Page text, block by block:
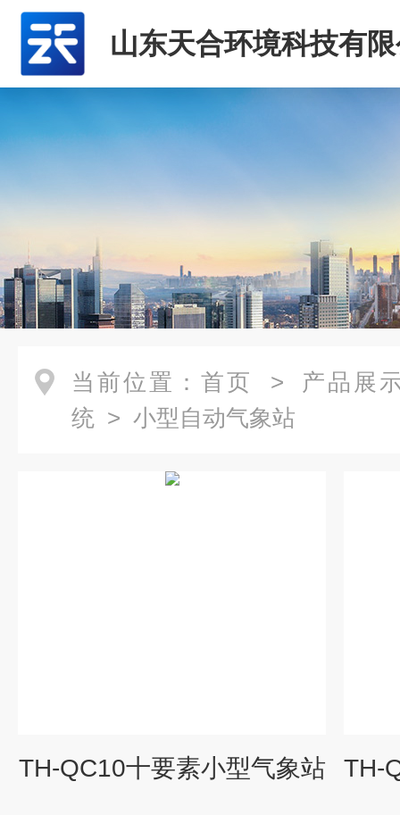
山东天合环境科技有
当前位置： 首页 > 产品展
统 > 小型自动气象站
TH-QC10十要素小型气象站